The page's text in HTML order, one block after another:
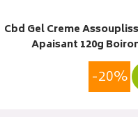
Cbd Gel Creme
Apaisant 120g
-20%